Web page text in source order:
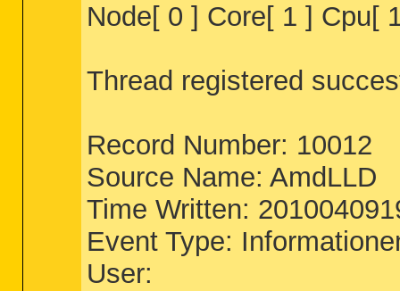
Node[ 0 ] Core[ 1 ] Cpu[
Thread registered
Record Number: 10012
Source Name: AmdLLD
Time Written:
Event Type:
User: